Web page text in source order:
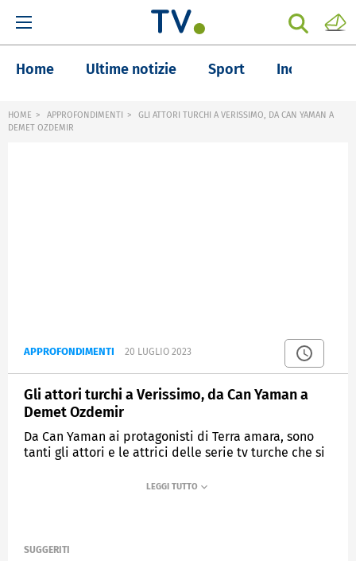
Home Ultime notizie Sport Inchieste
HOME APPROFONDIMENTI
GLI ATTORI TURCHI A VERISSIMO, DA CAN YAMAN A
DEMET OZDEMIR
APPROFONDIMENTI 20 LUGLIO 2023
Gli attori turchi a Verissimo, da Can Yaman a
Demet Ozdemir
Da Can Yaman ai protagonisti di Terra amara, sono
tanti gli attori e le attrici delle serie tv turche che si
SUGGERITI